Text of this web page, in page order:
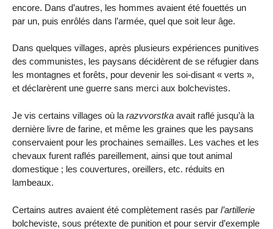
encore. Dans d’autres, les hommes avaient été fouettés un
par un, puis enrôlés dans l’armée, quel que soit leur âge.
Dans quelques villages, après plusieurs expériences punitives
des communistes, les paysans décidèrent de se réfugier dans
les montagnes et forêts, pour devenir les soi-disant « verts »,
et déclarèrent une guerre sans merci aux bolchevistes.
Je vis certains villages où la razvvorstka avait raflé jusqu’à la
dernière livre de farine, et même les graines que les paysans
conservaient pour les prochaines semailles. Les vaches et les
chevaux furent raflés pareillement, ainsi que tout animal
domestique ; les couvertures, oreillers, etc. réduits en
lambeaux.
Certains autres avaient été complètement rasés par l’artillerie
bolcheviste, sous prétexte de punition et pour servir d’exemple